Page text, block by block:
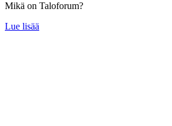
Mikä on Taloforum?
Lue lisää